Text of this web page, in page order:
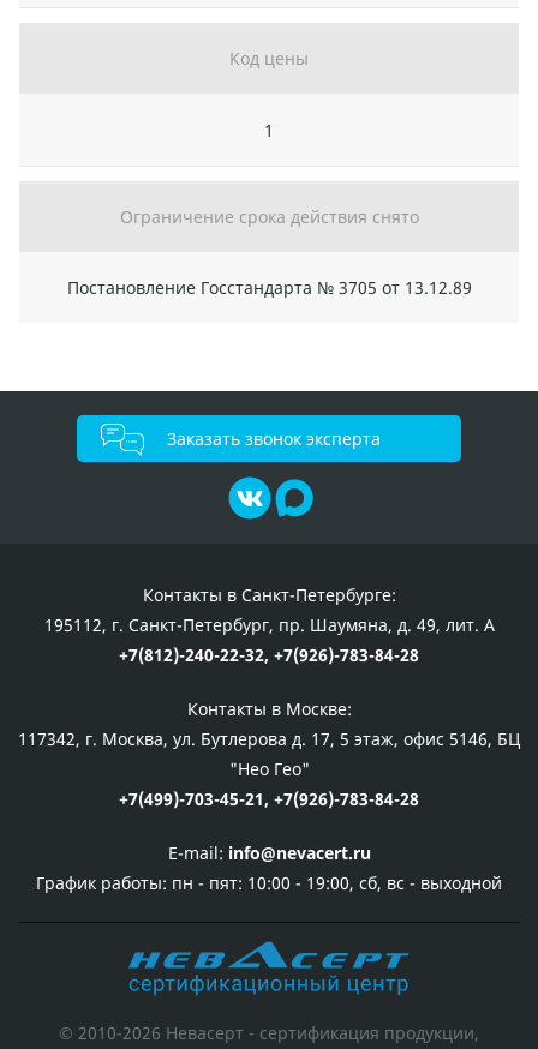
Код цены
1
Ограничение срока действия снято
Постановление Госстандарта № 3705 от 13.12.89
Заказать звонок эксперта
Контакты в Санкт-Петербурге:
195112, г. Санкт-Петербург, пр. Шаумяна, д. 49, лит. А
+7(812)-240-22-32, +7(926)-783-84-28
Контакты в Москве:
117342, г. Москва, ул. Бутлерова д. 17, 5 этаж, офис 5146, БЦ
"Нео Гео"
+7(499)-703-45-21, +7(926)-783-84-28
E-mail: info@nevacert.ru
График работы: пн - пят: 10:00 - 19:00, сб, вс - выходной
© 2010-2026 Невасерт - сертификация продукции,